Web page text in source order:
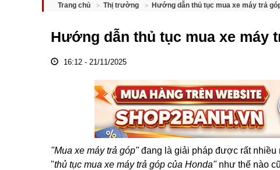
Trang chủ Thị trường Hướng dẫn thủ tục mua xe máy trả
Hướng dẫn thủ tục mua xe máy
16:12 - 21/11/2025
"Mua xe máy trả góp"đang là giải pháp được rất
"thủ tục mua xe máy trả góp của Honda"như thế nào